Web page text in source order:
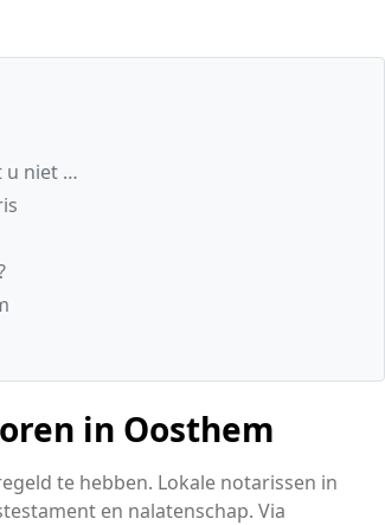
u niet …
in Oosthem
te hebben. Lokale notarissen in
en nalatenschap. Via